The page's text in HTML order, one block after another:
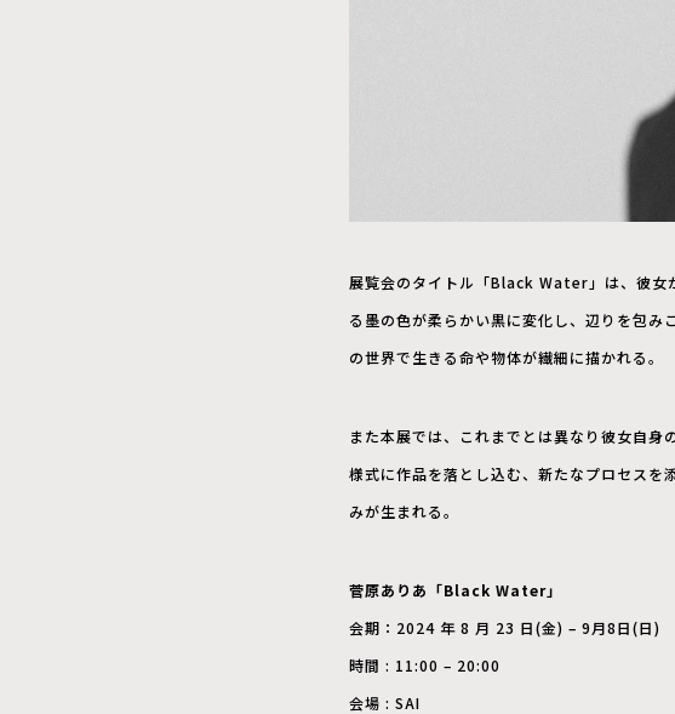
展覧会のタイトル「Black Water」は、彼女
る墨の色が柔らかい黒に変化し、辺りを包み
の世界で生きる命や物体が繊細に描かれる。
また本展では、これまでとは異なり彼女自身
様式に作品を落とし込む、新たなプロセスを
みが生まれる。
菅原ありあ「Black Water」
会期：2024 年 8 月 23 日(金) – 9月8日(日)
時間 : 11:00 – 20:00
会場 : SAI